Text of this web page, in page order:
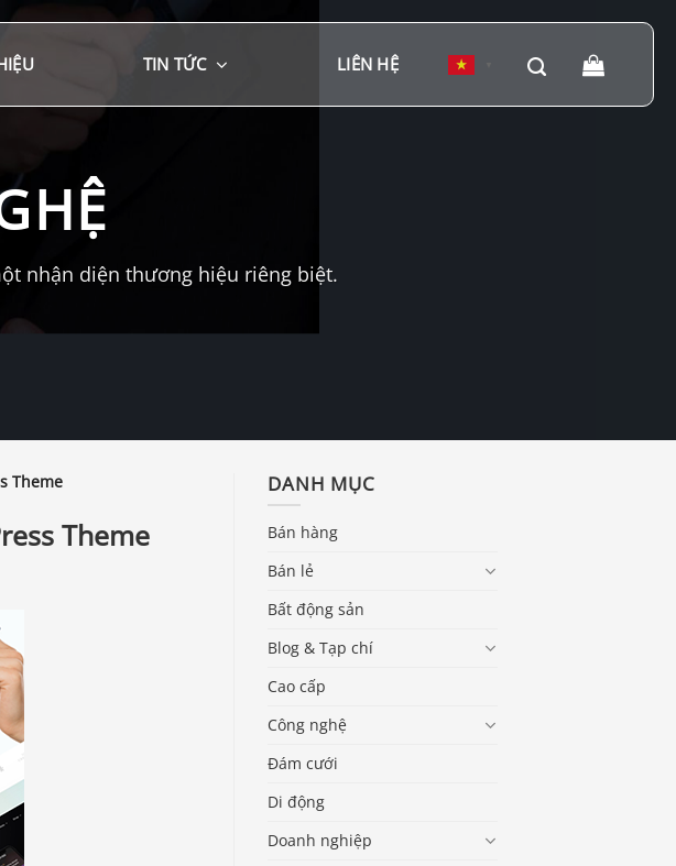
TIN TỨC LIÊN HỆ
nhận diện thương hiệu riêng biệt.
Theme
Theme
DANH MỤC
Bán hàng
Bán lẻ
Bất động sản
Blog & Tạp chí
Cao cấp
Công nghệ
Đám cưới
Di động
Doanh nghiệp